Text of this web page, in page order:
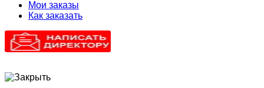
Мои заказы
Как заказать